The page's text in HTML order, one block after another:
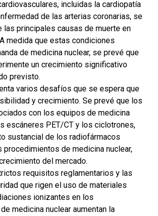
incluidas la cardiopatía
de las arterias coronarias, se
las principales causas de muerte en
medida que estas condiciones
de medicina nuclear, se prevé que
un crecimiento significativo
previsto.
varios desafíos que se espera que
y crecimiento. Se prevé que los
con los equipos de medicina
escáneres PET/CT y los ciclotrones,
sustancial de los radiofármacos
de medicina nuclear,
del mercado.
requisitos reglamentarios y las
que rigen el uso de materiales
ionizantes en los
medicina nuclear aumentan la